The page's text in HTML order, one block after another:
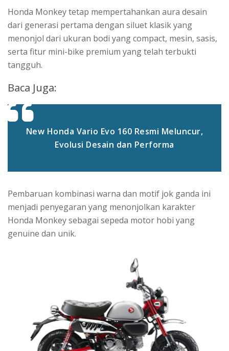
Honda Monkey tetap mempertahankan aura desain
dari generasi pertama dengan siluet klasik yang
menonjol dari ukuran bodi yang compact, mesin, sasis,
serta fitur mini-bike premium yang telah terbukti
tangguh.
Baca Juga:
New Honda Vario Evo 160 Resmi Meluncur,
Evolusi Desain dan Performa
Pembaruan kombinasi warna dan motif jok ganda ini
menjadi penyegaran yang menonjolkan karakter
Honda Monkey sebagai sepeda motor hobi yang
genuine dan unik.